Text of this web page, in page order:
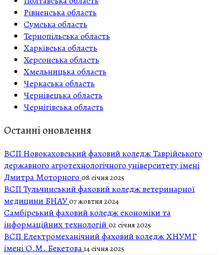
Рівненська область
Сумська область
Тернопільська область
Харківська область
Херсонська область
Хмельницька область
Черкаська область
Чернівецька область
Чернігівська область
Останні оновлення
ВСП Новокаховський фаховий коледж Таврійського
державного агротехнологічного університету імені
Дмитра Моторного 08 січня 2025
ВСП Тульчинський фаховий коледж ветеринарної
медицини БНАУ07 жовтня 2024
Самбірський фаховий коледж економіки та
інформаційних технологій 02 січня 2025
ВСП Електромеханічний фаховий коледж ХНУМГ
імені О.М. Бекетова 14 січня 2025